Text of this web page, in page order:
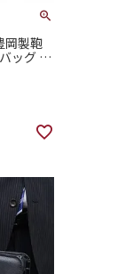
岡製鞄
ッグ 10